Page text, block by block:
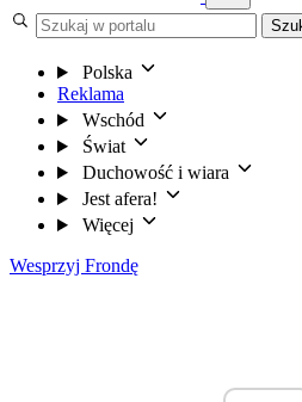
Polska
Reklama
Wschód
Świat
Duchowość i wiara
Jest afera!
Więcej
Wesprzyj Frondę